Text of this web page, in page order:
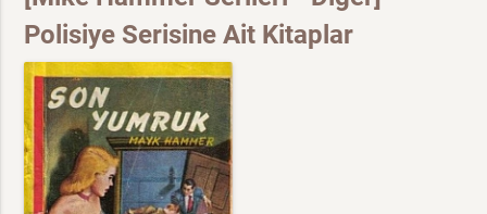
Polisiye Serisine Ait Kitaplar